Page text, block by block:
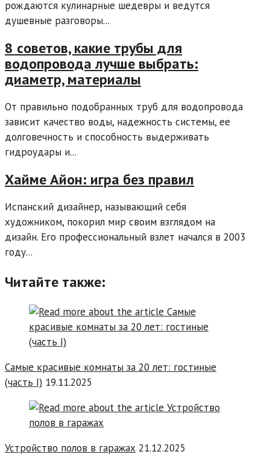
рождаются кулинарные шедевры и ведутся
душевные разговоры...
8 советов, какие трубы для
водопровода лучше выбрать:
диаметр, материалы
От правильно подобранных труб для водопровода
зависит качество воды, надежность системы, ее
долговечность и способность выдерживать
гидроудары и...
Хайме Айон: игра без правил
Испанский дизайнер, называющий себя
художником, покорил мир своим взглядом на
дизайн. Его профессиональный взлет начался в 2003
году...
Читайте также:
Самые красивые комнаты за 20 лет: гостиные
(часть I) 19.11.2025
Устройство полов в гаражах 21.12.2025